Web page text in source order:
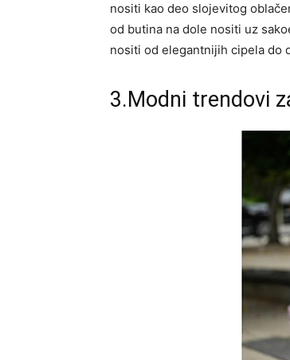
nositi kao deo slojevitog
od butina na dole nositi uz
nositi od elegantnijih cipela do
3.Modni trendovi